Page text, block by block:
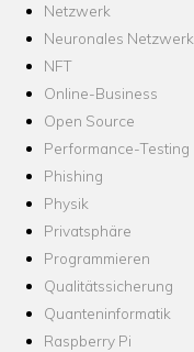
Netzwerk
Neuronales Netzwerk
NFT
Online-Business
Open Source
Performance-Testing
Phishing
Physik
Privatsphäre
Programmieren
Qualitätssicherung
Quanteninformatik
Raspberry Pi